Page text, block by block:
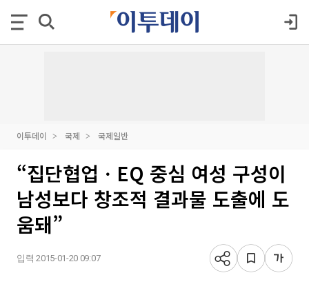
이투데이 국제 국제일반
“집단협업ㆍEQ 중심 여성 구성이
남성보다 창조적 결과물 도출에 도
움돼”
입력 2015-01-20 09:07